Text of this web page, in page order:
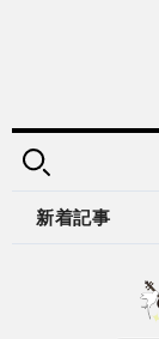
新着記事